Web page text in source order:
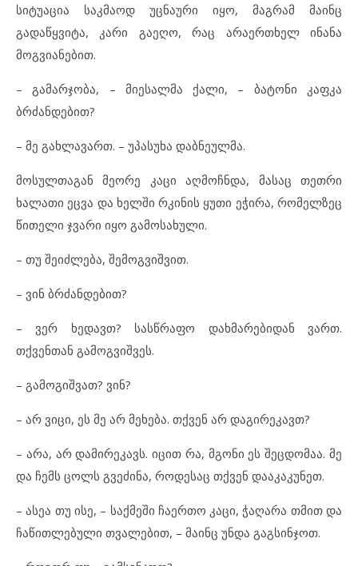
სიტუაცია საკმაოდ უცნაური იყო, მაგრამ მაინც
გადაწყვიტა, კარი გაეღო, რაც არაერთხელ ინანა
მოგვიანებით.
– გამარჯობა, – მიესალმა ქალი, – ბატონი კაფკა
ბრძანდებით?
– მე გახლავართ. – უპასუხა დაბნეულმა.
მოსულთაგან მეორე კაცი აღმოჩნდა, მასაც თეთრი
ხალათი ეცვა და ხელში რკინის ყუთი ეჭირა, რომელზეც
წითელი ჯვარი იყო გამოსახული.
– თუ შეიძლება, შემოგვიშვით.
– ვინ ბრძანდებით?
– ვერ ხედავთ? სასწრაფო დახმარებიდან ვართ.
თქვენთან გამოგვიშვეს.
– გამოგიშვათ? ვინ?
– არ ვიცი, ეს მე არ მეხება. თქვენ არ დაგირეკავთ?
– არა, არ დამირეკავს. იცით რა, მგონი ეს შეცდომაა. მე
და ჩემს ცოლს გვეძინა, როდესაც თქვენ დააკაკუნეთ.
– ასეა თუ ისე, – საქმეში ჩაერთო კაცი, ჭაღარა თმით და
ჩაწითლებული თვალებით, – მაინც უნდა გაგსინჯოთ.